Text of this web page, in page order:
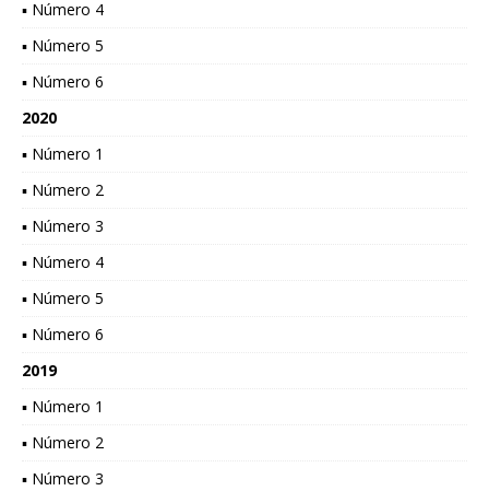
▪ Número 4
▪ Número 5
▪ Número 6
2020
▪ Número 1
▪ Número 2
▪ Número 3
▪ Número 4
▪ Número 5
▪ Número 6
2019
▪ Número 1
▪ Número 2
▪ Número 3